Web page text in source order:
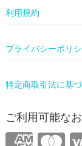
利用規約
プライバシーポリ
特定商取引法に基
ご利用可能な